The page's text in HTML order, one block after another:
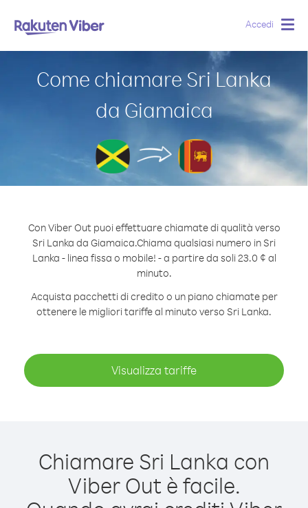
Accedi
Come chiamare Sri Lanka
da Giamaica
Con Viber Out puoi effettuare chiamate di qualità verso
Sri Lanka da Giamaica.Chiama qualsiasi numero in Sri
Lanka - linea fissa o mobile! - a partire da soli 23.0 ¢ al
minuto.
Acquista pacchetti di credito o un piano chiamate per
ottenere le migliori tariffe al minuto verso Sri Lanka.
Visualizza tariffe
Chiamare Sri Lanka con
Viber Out è facile.